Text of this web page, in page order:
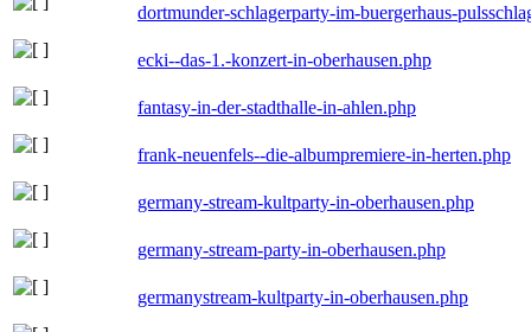
dortmunder-schlagerparty-im-buergerhaus-
ecki--das-1.-konzert-in-oberhausen.php
fantasy-in-der-stadthalle-in-ahlen.php
frank-neuenfels--die-albumpremiere-in-herten.php
germany-stream-kultparty-in-oberhausen.php
germany-stream-party-in-oberhausen.php
germanystream-kultparty-in-oberhausen.php